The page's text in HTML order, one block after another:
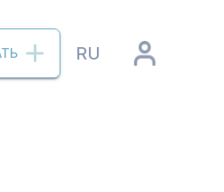
RU